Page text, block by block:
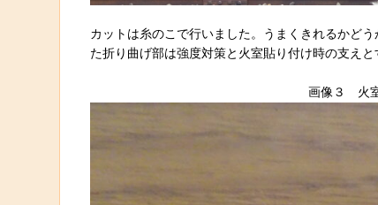
カットは糸のこで行いました。うまくきれるかど
た折り曲げ部は強度対策と火室貼り付け時の支え
画像３ 火